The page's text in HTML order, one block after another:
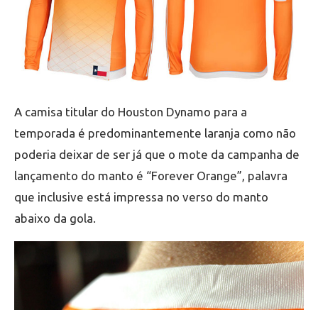
A camisa titular do Houston Dynamo para a
temporada é predominantemente laranja como não
poderia deixar de ser já que o mote da campanha de
lançamento do manto é “Forever Orange”, palavra
que inclusive está impressa no verso do manto
abaixo da gola.